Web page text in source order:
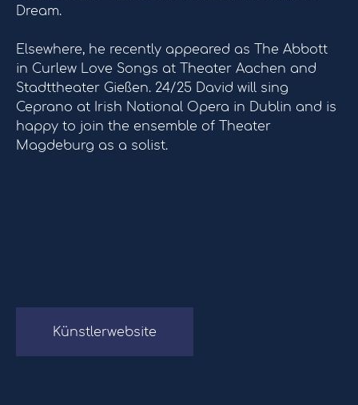
Dream.
Elsewhere, he recently appeared as The Abbott
in Curlew Love Songs at Theater Aachen and
Stadttheater Gießen. 24/25 David will sing
Ceprano at Irish National Opera in Dublin and is
happy to join the ensemble of Theater
Magdeburg as a solist.
Künstlerwebsite